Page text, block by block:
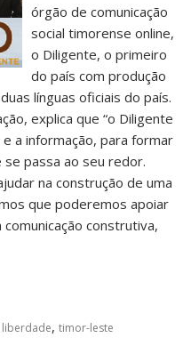
órgão de comunicação
social timorense online,
o Diligente, o primeiro
do país com produção
línguas oficiais do país.
explica que “o Diligente
a informação, para formar
passa ao seu redor.
na construção de uma
que poderemos apoiar
construtiva,
liberdade,timor-leste